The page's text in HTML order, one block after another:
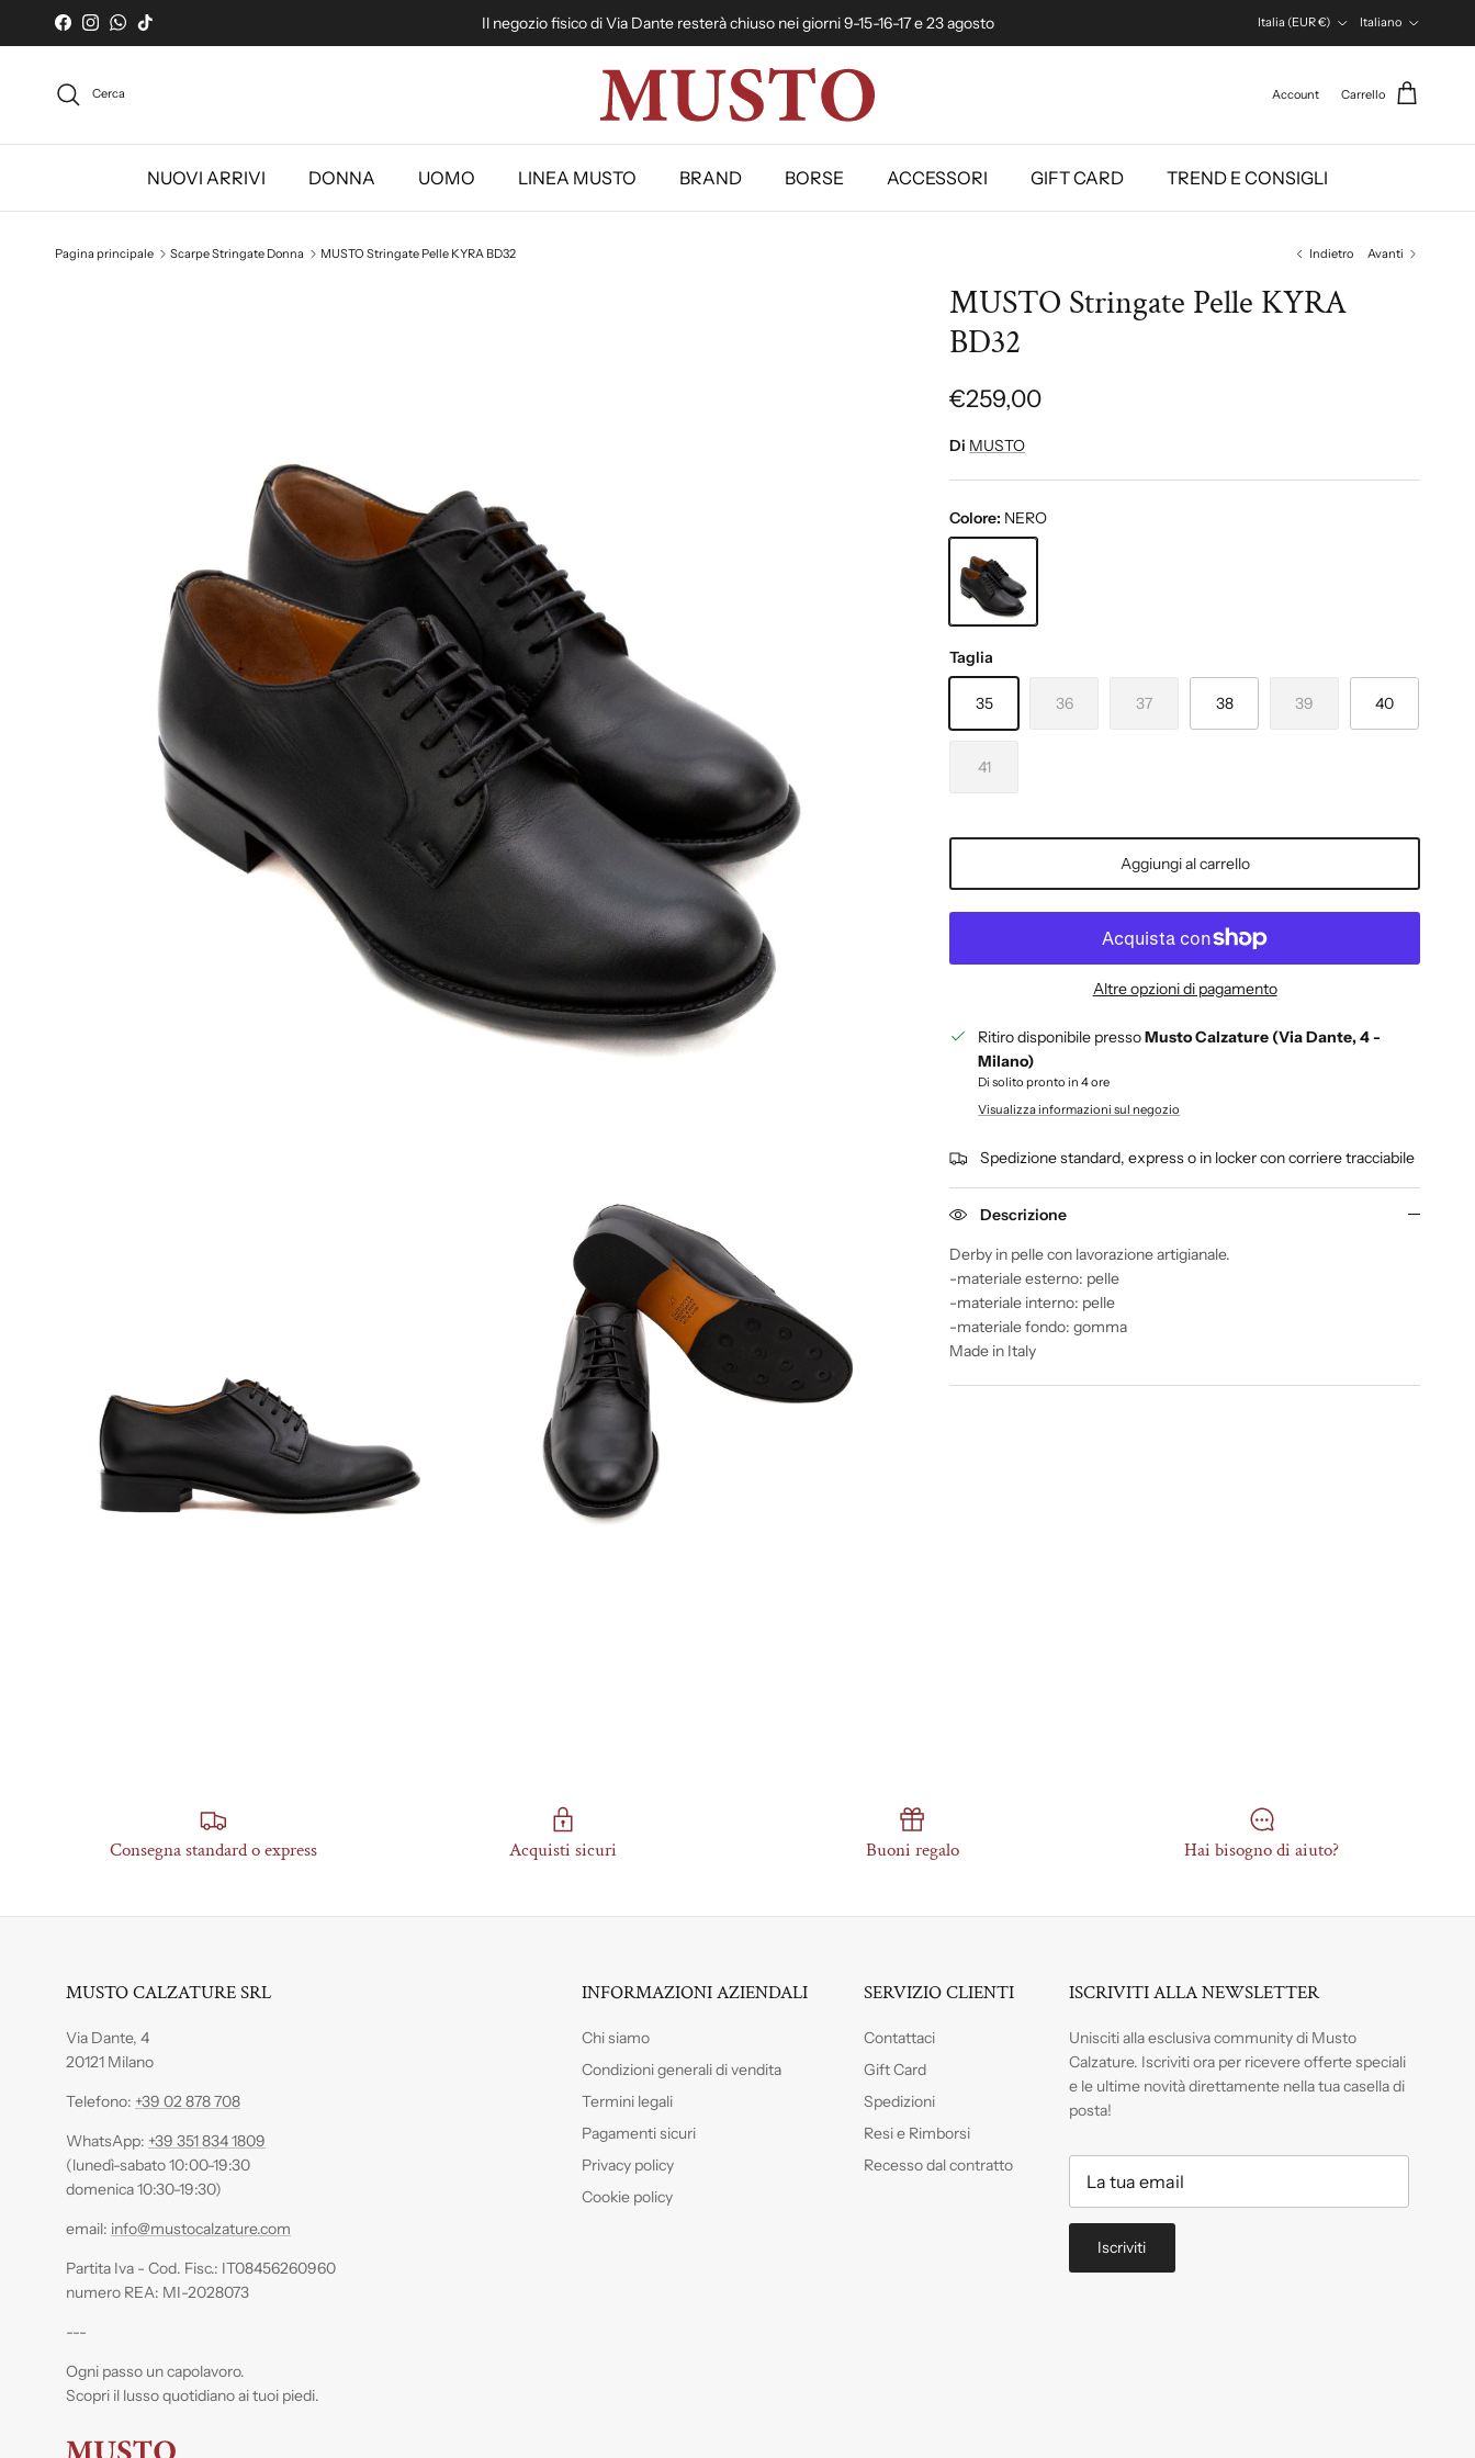
Passa ai contenuti
FacebookInstagram
WhatsApp
TikTok Il negozio fisico di Via Dante resterà chiuso nei giorni 9-15-16-17 e 23 agosto
Italia (EUR €)
Italiano
Cerca Account Carrello
NUOVI ARRIVI DONNA UOMO LINEA MUSTO BRAND BORSE ACCESSORI GIFT CARD TREND E CONSIGLI
Pagina principale Scarpe Stringate Donna MUSTO Stringate Pelle KYRA BD32 Indietro Avanti
MUSTO Stringate Pelle KYRA
BD32
€259,00
Di MUSTO
Colore: NERO
Taglia
35 36 37 38 39 40
41
Aggiungi al carrello
Altre opzioni di pagamento
Ritiro disponibile pressoMusto Calzature (Via Dante, 4 -
Milano)
Di solito pronto in 4 ore
Visualizza informazioni sul negozio
Spedizione standard, express o in locker con corriere tracciabile
Descrizione
Derby in pelle con lavorazione artigianale.
-materiale esterno: pelle
-materiale interno: pelle
-materiale fondo: gomma
Made in Italy
Consegna standard o express Acquisti sicuri Buoni regalo Hai bisogno di aiuto?
MUSTO CALZATURE SRL
Via Dante, 4
20121 Milano
Telefono: +39 02 878 708
WhatsApp: +39 351 834 1809
(lunedì-sabato 10:00-19:30
domenica 10:30-19:30)
email: info@mustocalzature.com
Partita Iva - Cod. Fisc.: IT08456260960
numero REA: MI-2028073
---
Ogni passo un capolavoro.
Scopri il lusso quotidiano ai tuoi piedi.
INFORMAZIONI AZIENDALI
Chi siamo
Condizioni generali di vendita
Termini legali
Pagamenti sicuri
Privacy policy
Cookie policy
SERVIZIO CLIENTI
Contattaci
Gift Card
Spedizioni
Resi e Rimborsi
Recesso dal contratto
ISCRIVITI ALLA NEWSLETTER
Unisciti alla esclusiva community di Musto
Calzature. Iscrivitiora per ricevere offerte speciali
e le ultime novità direttamente nella tua casella di
posta!
Iscriviti